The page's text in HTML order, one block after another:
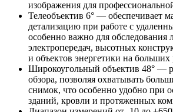
изображения для
Телеобъектив 6° — обеспечивает
детализацию при работе с
особенно важно для обследования
электропередач, высотных
и объектов энергетики на больших
Широкоугольный объектив 48° —
обзора, позволяя охватывать
снимок, что особенно удобно при
зданий, кровли и протяженных